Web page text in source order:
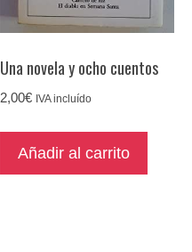
Una novela y ocho cuentos
2,00€ IVA incluído
Añadir al carrito